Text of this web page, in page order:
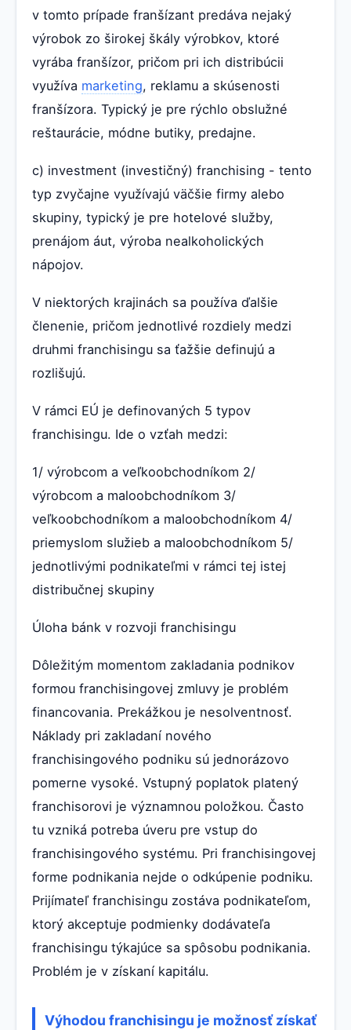
v tomto prípade franšízant predáva nejaký
výrobok zo širokej škály výrobkov, ktoré
vyrába franšízor, pričom pri ich distribúcii
využíva marketing, reklamu a skúsenosti
franšízora. Typický je pre rýchlo obslužné
reštaurácie, módne butiky, predajne.
c) investment (investičný) franchising - tento
typ zvyčajne využívajú väčšie firmy alebo
skupiny, typický je pre hotelové služby,
prenájom áut, výroba nealkoholických
nápojov.
V niektorých krajinách sa používa ďalšie
členenie, pričom jednotlivé rozdiely medzi
druhmi franchisingu sa ťažšie definujú a
rozlišujú.
V rámci EÚ je definovaných 5 typov
franchisingu. Ide o vzťah medzi:
1/ výrobcom a veľkoobchodníkom 2/
výrobcom a maloobchodníkom 3/
veľkoobchodníkom a maloobchodníkom 4/
priemyslom služieb a maloobchodníkom 5/
jednotlivými podnikateľmi v rámci tej istej
distribučnej skupiny
Úloha bánk v rozvoji franchisingu
Dôležitým momentom zakladania podnikov
formou franchisingovej zmluvy je problém
financovania. Prekážkou je nesolventnosť.
Náklady pri zakladaní nového
franchisingového podniku sú jednorázovo
pomerne vysoké. Vstupný poplatok platený
franchisorovi je významnou položkou. Často
tu vzniká potreba úveru pre vstup do
franchisingového systému. Pri franchisingovej
forme podnikania nejde o odkúpenie podniku.
Prijímateľ franchisingu zostáva podnikateľom,
ktorý akceptuje podmienky dodávateľa
franchisingu týkajúce sa spôsobu podnikania.
Problém je v získaní kapitálu.
Výhodou franchisingu je možnosť získať